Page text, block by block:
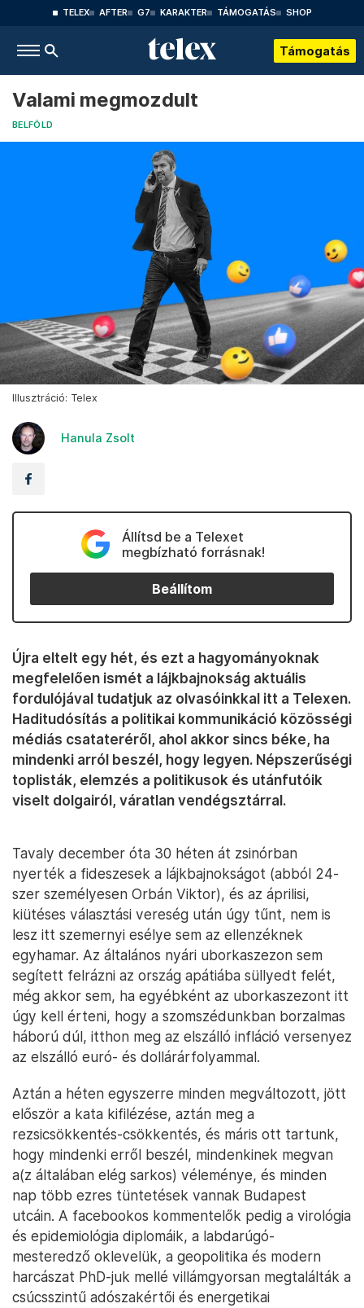
TELEX AFTER G7 KARAKTER TÁMOGATÁS SHOP
Támogatás
Valami megmozdult
BELFÖLD
Illusztráció: Telex
Hanula Zsolt
Állítsd be a Telexet
megbízható forrásnak!
Beállítom
Újra eltelt egy hét, és ezt a hagyományoknak
megfelelően ismét a lájkbajnokság aktuális
fordulójával tudatjuk az olvasóinkkal itt a Telexen.
Haditudósítás a politikai kommunikáció közösségi
médiás csatateréről, ahol akkor sincs béke, ha
mindenki arról beszél, hogy legyen. Népszerűségi
toplisták, elemzés a politikusok és utánfutóik
viselt dolgairól, váratlan vendégsztárral.
Tavaly december óta 30 héten át zsinórban
nyerték a fideszesek a lájkbajnokságot (abból 24-
szer személyesen Orbán Viktor), és az áprilisi,
kiütéses választási vereség után úgy tűnt, nem is
lesz itt szemernyi esélye sem az ellenzéknek
egyhamar. Az általános nyári uborkaszezon sem
segített felrázni az ország apátiába süllyedt felét,
még akkor sem, ha egyébként az uborkaszezont itt
úgy kell érteni, hogy a szomszédunkban borzalmas
háború dúl, itthon meg az elszálló infláció versenyez
az elszálló euró- és dollárárfolyammal.
Aztán a héten egyszerre minden megváltozott, jött
először a kata kifilézése, aztán meg a
rezsicsökkentés-csökkentés, és máris ott tartunk,
hogy mindenki erről beszél, mindenkinek megvan
a(z általában elég sarkos) véleménye, és minden
nap több ezres tüntetések vannak Budapest
utcáin. A facebookos kommentelők pedig a virológia
és epidemiológia diplomáik, a labdarúgó-
mesteredző oklevelük, a geopolitika és modern
harcászat PhD-juk mellé villámgyorsan megtalálták a
csúcsszintű adószakértői és energetikai